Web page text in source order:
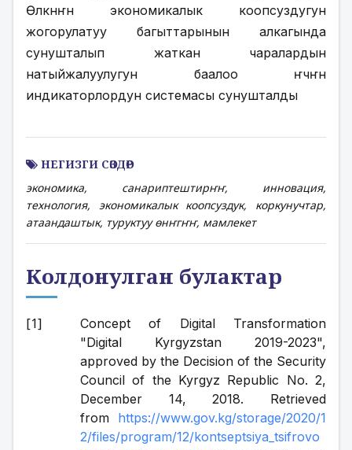
Өлкөнҥн экономикалык коопсуздугун
жогорулатуу багыттарынын алкагында
сунушталып жаткан чаралардын
натыйжалуулугун баалоо ҥчҥн
индикаторлордун системасы сунушталды
НЕГИЗГИ СӨЗДӨР
экономика, санариптештирҥҥ, инновация,
технология, экономикалык коопсуздук, коркунучтар,
атаандаштык, туруктуу өнҥгҥҥ, мамлекет
Колдонулган булактар
Concept of Digital Transformation
"Digital Kyrgyzstan 2019-2023",
approved by the Decision of the Security
Council of the Kyrgyz Republic No. 2,
December 14, 2018. Retrieved
from https://www.gov.kg/storage/2020/1
2/files/program/12/kontseptsiya_tsifrovo